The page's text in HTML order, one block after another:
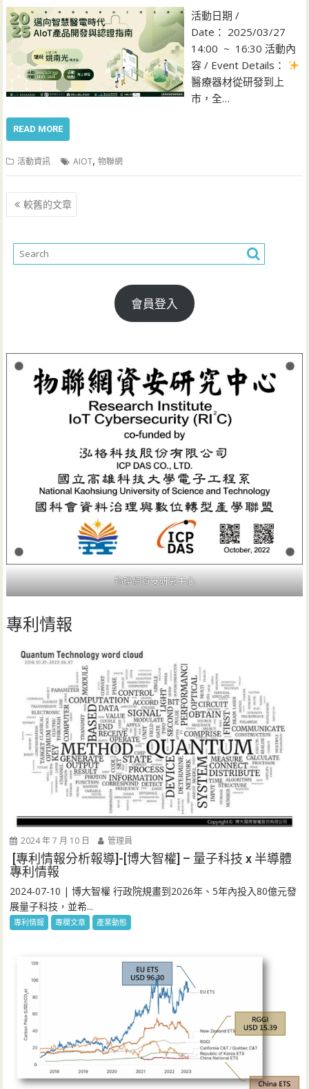
活動日期 /
Date： 2025/03/27
14:00 ~ 16:30 活動內
容 / Event Details：
醫療器材從研發到上
市，全…
READ MORE
活動資訊 AIOT,物聯網
文
章
覽
較舊的文章
會員登入
物聯網資安研究中心
專利情報
2024 年 7 月 10 日 管理員
[專利情報分析報導]-[博大智權] – 量子科技 x 半導體
專利情報
2024-07-10 | 博大智權 行政院規畫到2026年、5年內投入80億元發
展量子科技，並希...
專利情報 專欄文章 產業動態